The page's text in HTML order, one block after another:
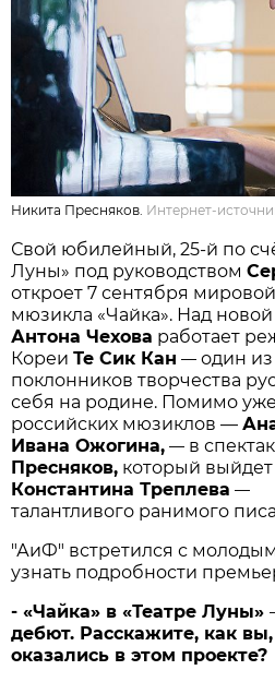
Никита Пресняков. Интернет-
Свой юбилейный, 25-й по
Луны» под руководством
откроет 7 сентября
мюзикла «Чайка». Над
Антона Чехова работает
КореиТе Сик Кан — один
поклонников творчества
себя на родине. Помимо
российских мюзиклов —
Ивана Ожогина, — в
Пресняков, который
Константина Треплева —
талантливого ранимого
"АиФ" встретился с
узнать подробности
- «Чайка» в «Театре Луны»
дебют. Расскажите, как
оказались в этом проекте?